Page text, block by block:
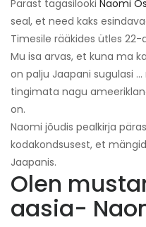
Pärast tagasilööki Naomi
seal, et need kaks
Timesile rääkides ütles
Mu isa arvas, et kuna ma
on palju Jaapani sugulasi
tingimata nagu
on.
Naomi jõudis pealkirja
kodakondsusest, et
Jaapanis.
Olen
aasia-